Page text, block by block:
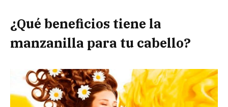
¿Qué beneficios tiene la
manzanilla para tu cabello?